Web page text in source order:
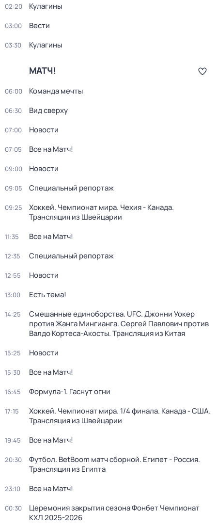
02:20 Кулагины
03:00 Вести
03:30 Кулагины
МАТЧ!
06:00 Команда мечты
06:30 Вид сверху
07:00 Новости
07:05 Все на Матч!
09:00 Новости
09:05 Специальный репортаж
09:25
Хоккей. Чемпионат мира. Чехия - Канада.
Трансляция из Швейцарии
11:35 Все на Матч!
12:35 Специальный репортаж
12:55 Новости
13:00 Есть тема!
14:25
Смешанные единоборства. UFC. Джонни Уокер
против Жанга Мингианга. Сергей Павлович против
Валдо Кортеса-Акосты. Трансляция из Китая
15:25 Новости
15:30 Все на Матч!
16:45 Формула-1. Гаснут огни
17:15
Хоккей. Чемпионат мира. 1/4 финала. Канада - США.
Трансляция из Швейцарии
19:45 Все на Матч!
20:30
Футбол. BetBoom матч сборной. Египет - Россия.
Трансляция из Египта
23:10 Все на Матч!
00:30
Церемония закрытия сезона Фонбет Чемпионат
КХЛ 2025-2026